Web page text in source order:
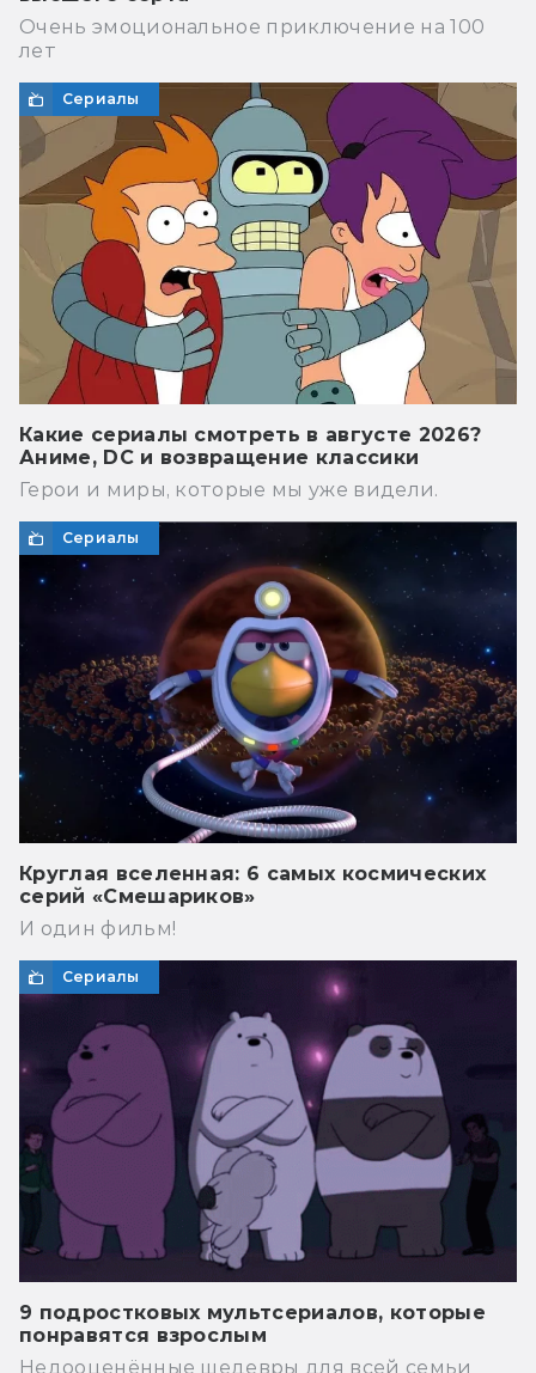
Очень эмоциональное приключение на 100
лет
Сериалы
Какие сериалы смотреть в августе 2026?
Аниме, DC и возвращение классики
Герои и миры, которые мы уже видели.
Сериалы
Круглая вселенная: 6 самых космических
серий «Смешариков»
И один фильм!
Сериалы
9 подростковых мультсериалов, которые
понравятся взрослым
Недооценённые шедевры для всей семьи